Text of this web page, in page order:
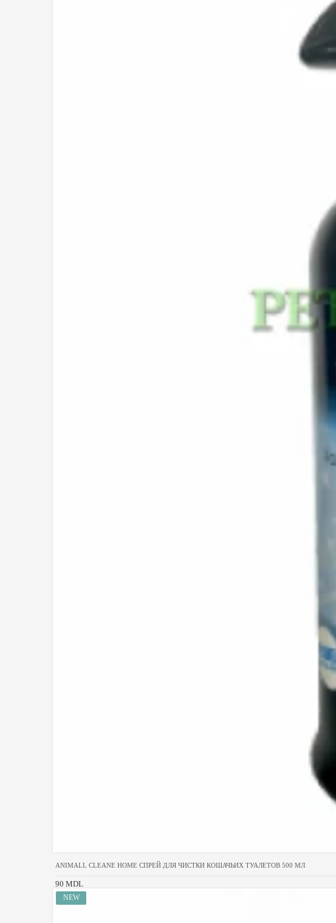
ANIMALL CLEANE HOME СПРЕЙ ДЛЯ ЧИСТКИ КОШАЧЬИХ ТУАЛЕТОВ 500 МЛ
90 MDL